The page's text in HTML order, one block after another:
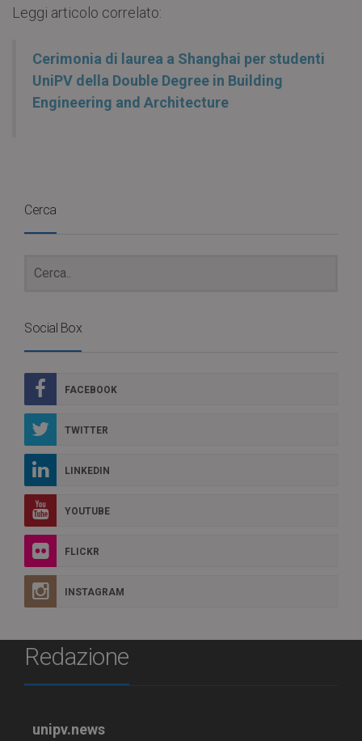
Leggi articolo correlato:
Cerimonia di laurea a Shanghai per studenti
UniPV della Double Degree in Building
Engineering and Architecture
Cerca
Social Box
FACEBOOK
TWITTER
LINKEDIN
YOUTUBE
FLICKR
INSTAGRAM
Redazione
unipv.news